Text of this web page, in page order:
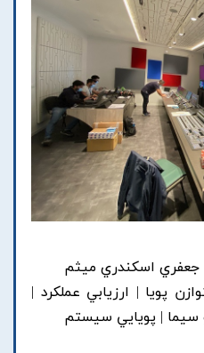
اسکندري ميثم
پويا | ارزيابي عملکرد |
| پويايي سيستم